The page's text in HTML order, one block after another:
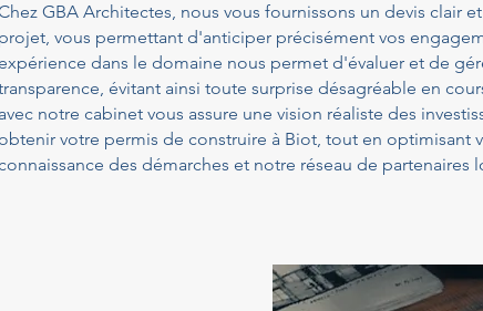
GBA Architectes, nous vous fournissons un devis clair
vous permettant d'anticiper précisément vos
dans le domaine nous permet d'évaluer et de
évitant ainsi toute surprise désagréable en
notre cabinet vous assure une vision réaliste des
votre permis de construire à Biot, tout en optimisant
des démarches et notre réseau de partenaires